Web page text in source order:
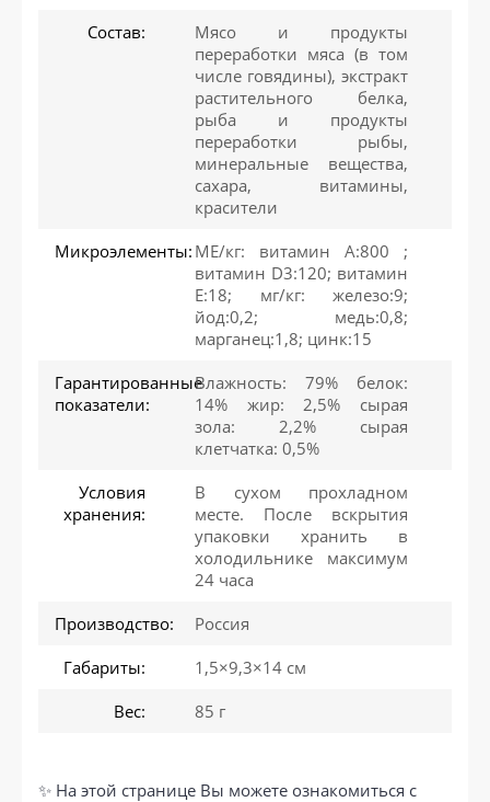
Состав:
Мясо и продукты
переработки мяса (в том
числе говядины), экстракт
растительного белка,
рыба и продукты
переработки рыбы,
минеральные вещества,
сахара, витамины,
красители
Микроэлементы: МЕ/кг: витамин A:800 ;
витамин D3:120; витамин
Е:18; мг/кг: железо:9;
йод:0,2; медь:0,8;
марганец:1,8; цинк:15
Гарантированные
показатели:
Влажность: 79% белок:
14% жир: 2,5% сырая
зола: 2,2% сырая
клетчатка: 0,5%
Условия
хранения:
В сухом прохладном
месте. После вскрытия
упаковки хранить в
холодильнике максимум
24 часа
Производство:
Россия
Габариты:
1,5×9,3×14 см
Вес:
85 г
✨ На этой странице Вы можете ознакомиться с